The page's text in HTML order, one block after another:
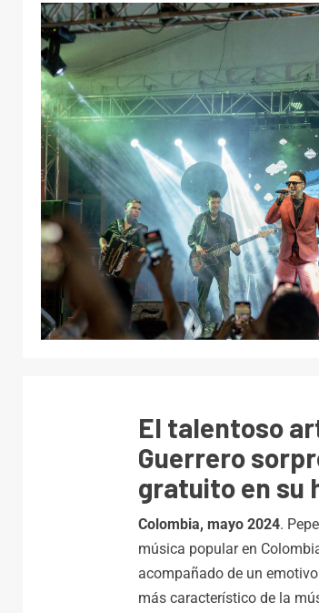
El talentoso
Guerrero
gratuito en su
Colombia, mayo 2024.
música popular en
acompañado de un
más característico de la